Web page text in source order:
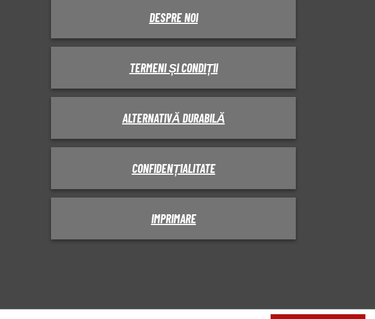
DESPRE NOI
TERMENI ȘI CONDIȚII
ALTERNATIVĂ DURABILĂ
CONFIDENȚIALITATE
IMPRIMARE